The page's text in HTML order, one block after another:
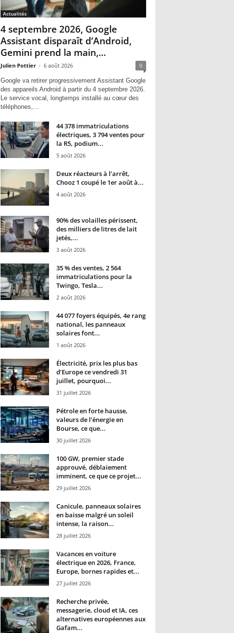
Actualités
4 septembre 2026, Google
Assistant disparaît d’Android,
Gemini prend la main,...
Julien Pottier - 6 août 2026 0
Google va retirer progressivement Assistant Google
des appareils Android à partir du 4 septembre 2026.
Le service vocal, longtemps installé au cœur des
téléphones,...
44 378 immatriculations
électriques, 3 794 ventes pour
la R5, podium...
5 août 2026
Deux réacteurs à l’arrêt,
Chooz 1 coupé le 1er août à...
4 août 2026
90% des volailles périssent,
des milliers de litres de lait
jetés,...
3 août 2026
35 % des ventes, 2 564
immatriculations pour la
Twingo, Tesla...
2 août 2026
44 077 foyers équipés, 4e rang
national, les panneaux
solaires font...
1 août 2026
Électricité, prix les plus bas
d’Europe ce vendredi 31
juillet, pourquoi...
31 juillet 2026
Pétrole en forte hausse,
valeurs de l’énergie en
Bourse, ce que...
30 juillet 2026
100 GW, premier stade
approuvé, déblaiement
imminent, ce que ce projet...
29 juillet 2026
Canicule, panneaux solaires
en baisse malgré un soleil
intense, la raison...
28 juillet 2026
Vacances en voiture
électrique en 2026, France,
Europe, bornes rapides et...
27 juillet 2026
Recherche privée,
messagerie, cloud et IA, ces
alternatives européennes aux
Gafam...